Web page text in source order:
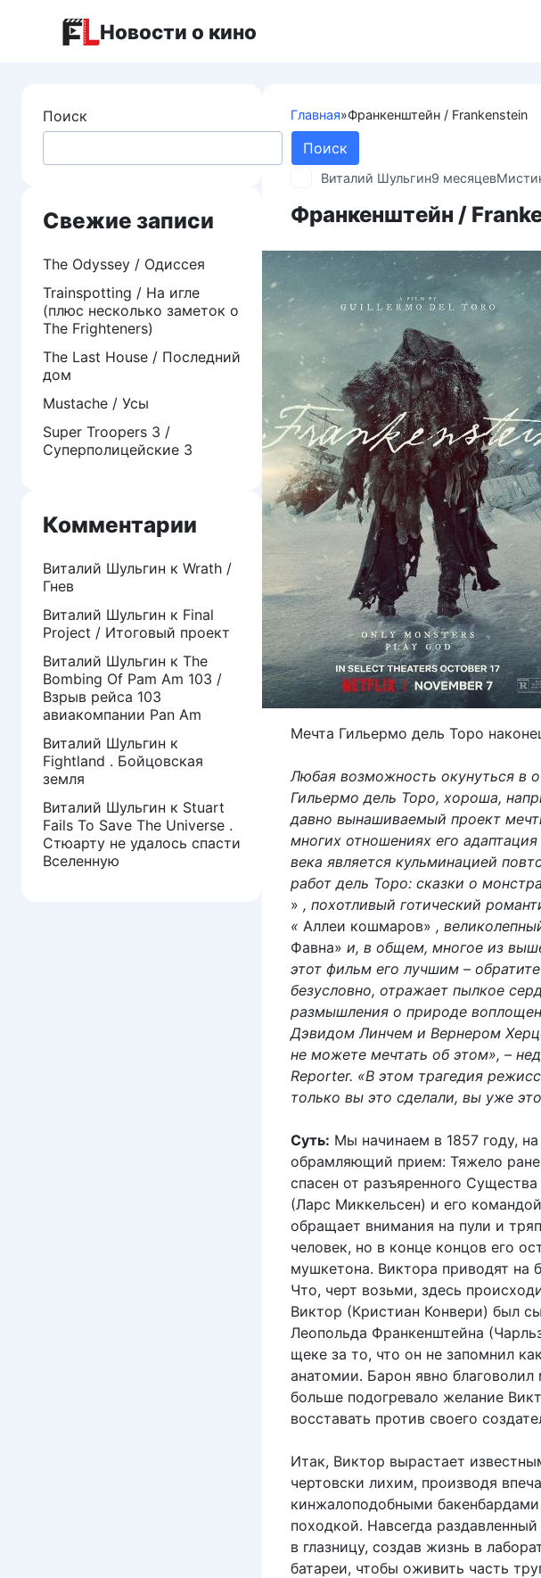
Новости о кино
Главная»Франкенштейн / Frankenstein
Виталий Шульгин9 месяцев
Франкенштейн /
Мечта Гильермо дель Торо
Любая возможность окунуться в
Гильермо дель Торо, хороша,
давно вынашиваемый проект
многих отношениях его
века является кульминацией
работ дель Торо: сказки о
» , похотливый готический
« Аллеи кошмаров» ,
Фавна» и, в общем, многое из
этот фильм его лучшим –
безусловно, отражает пылкое
размышления о природе
Дэвидом Линчем и Вернером
не можете мечтать об этом», –
Reporter. «В этом трагедия
только вы это сделали, вы уже
Суть: Мы начинаем в 1857 году,
обрамляющий прием: Тяжело
спасен от разъяренного
(Ларс Миккельсен) и его
обращает внимания на пули и
человек, но в конце концов его
мушкетона. Виктора приводят на
Что, черт возьми, здесь
Виктор (Кристиан Конвери) был
Леопольда Франкенштейна
щеке за то, что он не запомнил
анатомии. Барон явно
больше подогревало желание
восставать против своего
Итак, Виктор вырастает
чертовски лихим, производя
кинжалоподобными
походкой. Навсегда
в глазницу, создав жизнь в
батареи, чтобы оживить часть
Поиск
Поиск
Свежие записи
The Odyssey / Одиссея
Trainspotting / На игле
(плюс несколько заметок о
The Frighteners)
The Last House / Последний
дом
Mustache / Усы
Super Troopers 3 /
Суперполицейские 3
Комментарии
Виталий Шульгин к Wrath /
Гнев
Виталий Шульгин к Final
Project / Итоговый проект
Виталий Шульгин к The
Bombing Of Pam Am 103 /
Взрыв рейса 103
авиакомпании Pan Am
Виталий Шульгин к
Fightland . Бойцовская
земля
Виталий Шульгин к Stuart
Fails To Save The Universe .
Стюарту не удалось спасти
Вселенную